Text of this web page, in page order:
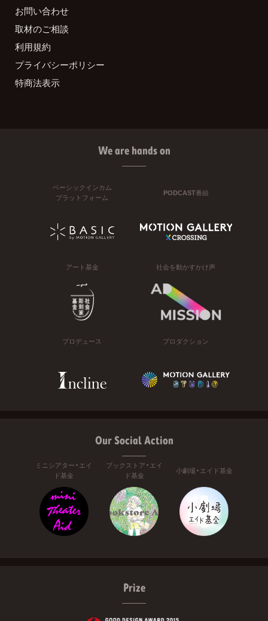
お問い合わせ
取材のご相談
利用規約
プライバシーポリシー
特商法表示
We are hands on
ベーシックインカム
プラットフォーム
PODCAST番組
アート基金 社会を動かすかけ声
プロデュース プロダクション
Our Social Action
ミニシアター・エイ
ド基金
ブックストア・エイ
ド基金
小劇場・エイド基金
Prize